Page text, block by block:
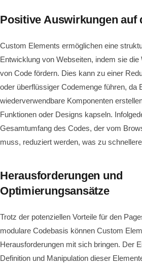
Positive Auswirkungen auf
Custom Elements ermöglichen eine
Entwicklung von Webseiten, indem sie
von Code fördern. Dies kann zu einer
oder überflüssiger Codemenge führen, da
wiederverwendbare Komponenten
Funktionen oder Designs kapseln.
Gesamtumfang des Codes, der vom
muss, reduziert werden, was zu
Herausforderungen und
Optimierungsansätze
Trotz der potenziellen Vorteile für den
modulare Codebasis können Custom
Herausforderungen mit sich bringen. Der
Definition und Manipulation dieser